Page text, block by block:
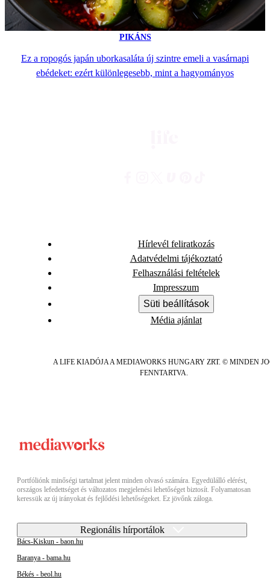
PIKÁNS
Ez a ropogós japán uborkasaláta új szintre emeli a vasárnapi
ebédeket: ezért különlegesebb, mint a hagyományos
Hírlevél feliratkozás
Adatvédelmi tájékoztató
Felhasználási feltételek
Impresszum
Süti beállítások
Média ajánlat
A LIFE KIADÓJA A MEDIAWORKS HUNGARY ZRT. © MINDEN
FENNTARTVA.
Portfóliónk minőségi tartalmat jelent minden olvasó számára. Egyedülálló elérést,
országos lefedettséget és változatos megjelenési lehetőséget biztosít. Folyamatosan
keressük az új irányokat és fejlődési lehetőségeket. Ez jövőnk záloga.
Regionális hírportálok
Bács-Kiskun - baon.hu
Baranya - bama.hu
Békés - beol.hu